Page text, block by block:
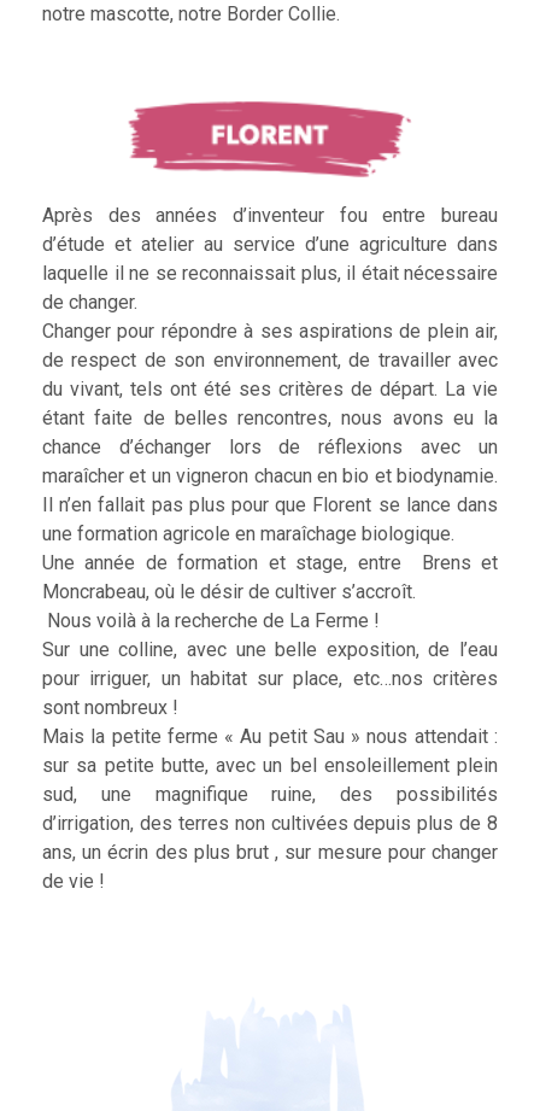
notre mascotte, notre Border Collie.
Après des années d’inventeur fou entre bureau
d’étude et atelier au service d’une agriculture dans
laquelle il ne se reconnaissait plus, il était nécessaire
de changer.
Changer pour répondre à ses aspirations de plein air,
de respect de son environnement, de travailler avec
du vivant, tels ont été ses critères de départ. La vie
étant faite de belles rencontres, nous avons eu la
chance d’échanger lors de réflexions avec un
maraîcher et un vigneron chacun en bio et biodynamie.
Il n’en fallait pas plus pour que Florent se lance dans
une formation agricole en maraîchage biologique.
Une année de formation et stage, entre Brens et
Moncrabeau, où le désir de cultiver s’accroît.
Nous voilà à la recherche de La Ferme !
Sur une colline, avec une belle exposition, de l’eau
pour irriguer, un habitat sur place, etc…nos critères
sont nombreux !
Mais la petite ferme « Au petit Sau » nous attendait :
sur sa petite butte, avec un bel ensoleillement plein
sud, une magnifique ruine, des possibilités
d’irrigation, des terres non cultivées depuis plus de 8
ans, un écrin des plus brut , sur mesure pour changer
de vie !